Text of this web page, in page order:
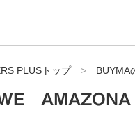
PLUSトップ> BUYMA
AMAZONA